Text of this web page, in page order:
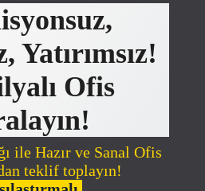
Yatırımsız!
Ofis
ile Hazır ve Sanal Ofis
teklif toplayın!